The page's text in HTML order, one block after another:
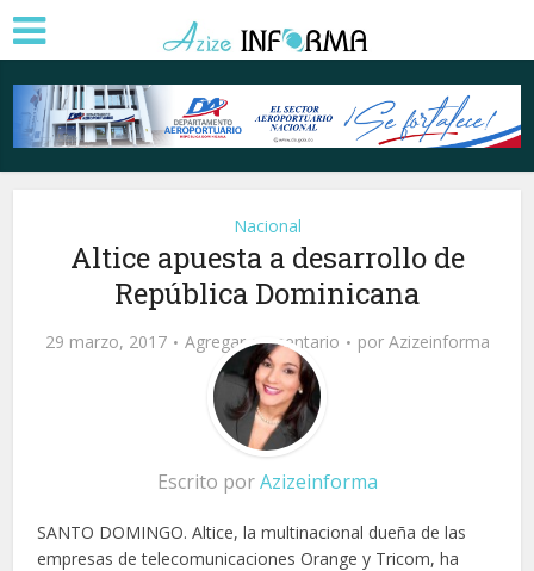
Nacional
Altice apuesta a desarrollo de
República Dominicana
29 marzo, 2017 Agregar comentario por Azizeinforma
Escrito porAzizeinforma
SANTO DOMINGO. Altice, la multinacional dueña de las
empresas de telecomunicaciones Orange y Tricom, ha